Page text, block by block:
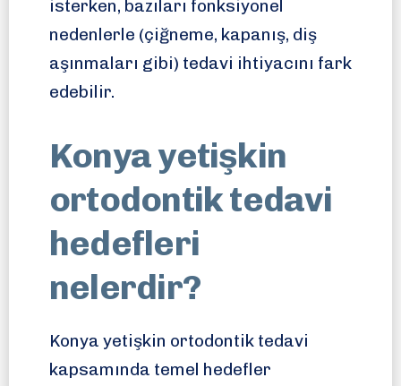
isterken, bazıları fonksiyonel
nedenlerle (çiğneme, kapanış, diş
aşınmaları gibi) tedavi ihtiyacını fark
edebilir.
Konya yetişkin
ortodontik tedavi
hedefleri
nelerdir?
Konya yetişkin ortodontik tedavi
kapsamında temel hedefler